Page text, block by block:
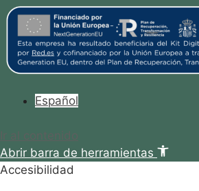
Español
Ir al contenido
Abrir barra de herramientas
Accesibilidad